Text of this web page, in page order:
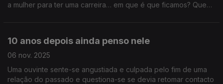
a mulher para ter uma carreira… em que é que ficamos? Quem
10 anos depois ainda penso nele
06 nov. 2025
Uma ouvinte sente-se angustiada e culpada pelo fim de uma
relação do passado e questiona-se se devia retomar contacto